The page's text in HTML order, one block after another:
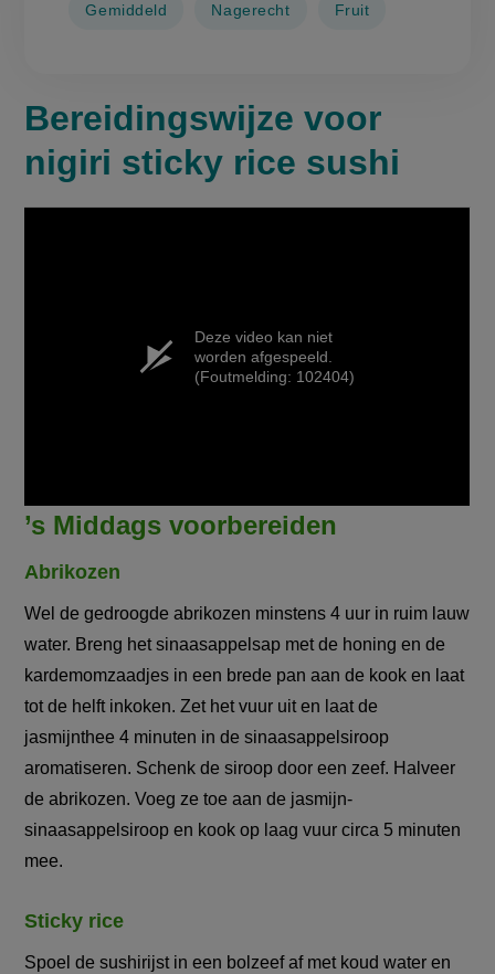
Gemiddeld Nagerecht Fruit
Bereidingswijze voor
nigiri sticky rice sushi
Deze video kan niet
worden afgespeeld.
(Foutmelding: 102404)
’s Middags voorbereiden
Abrikozen
Wel de gedroogde abrikozen minstens 4 uur in ruim lauw
water. Breng het sinaasappelsap met de honing en de
kardemomzaadjes in een brede pan aan de kook en laat
tot de helft inkoken. Zet het vuur uit en laat de
jasmijnthee 4 minuten in de sinaasappelsiroop
aromatiseren. Schenk de siroop door een zeef. Halveer
de abrikozen. Voeg ze toe aan de jasmijn-
sinaasappelsiroop en kook op laag vuur circa 5 minuten
mee.
Sticky rice
Spoel de sushirijst in een bolzeef af met koud water en